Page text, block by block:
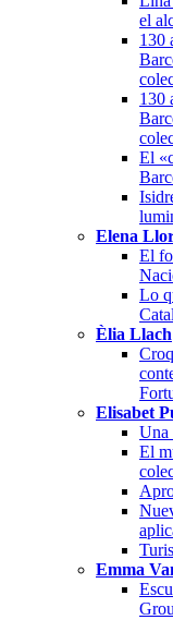
el
130
130
El
Elena
El
Lo
Èlia Llach
Elisabet
Una
El
Emma